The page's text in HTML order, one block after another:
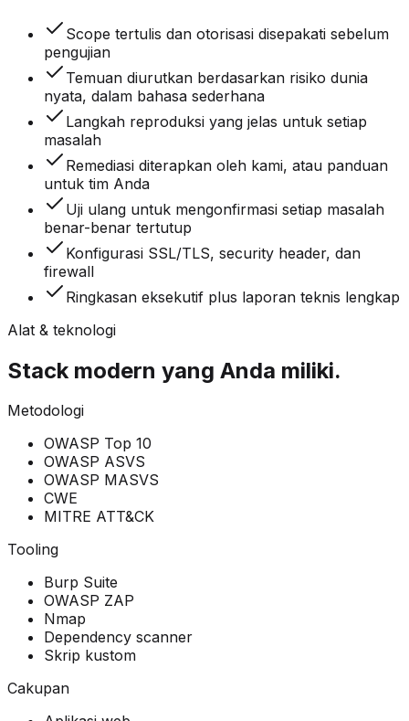
Scope tertulis dan otorisasi disepakati sebelum
pengujian
Temuan diurutkan berdasarkan risiko dunia
nyata, dalam bahasa sederhana
Langkah reproduksi yang jelas untuk setiap
masalah
Remediasi diterapkan oleh kami, atau panduan
untuk tim Anda
Uji ulang untuk mengonfirmasi setiap masalah
benar-benar tertutup
Konfigurasi SSL/TLS, security header, dan
firewall
Ringkasan eksekutif plus laporan teknis lengkap
Alat & teknologi
Stack modern yang Anda miliki.
Metodologi
OWASP Top 10
OWASP ASVS
OWASP MASVS
CWE
MITRE ATT&CK
Tooling
Burp Suite
OWASP ZAP
Nmap
Dependency scanner
Skrip kustom
Cakupan